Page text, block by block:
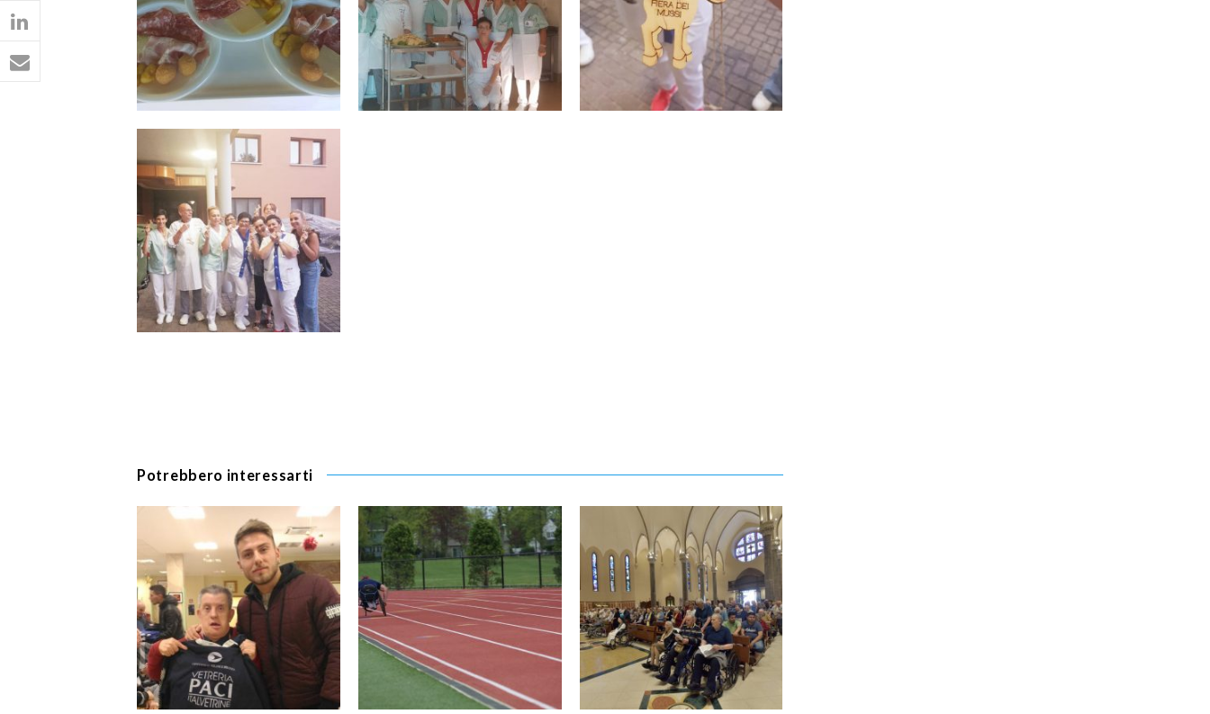
Potrebbero interessarti